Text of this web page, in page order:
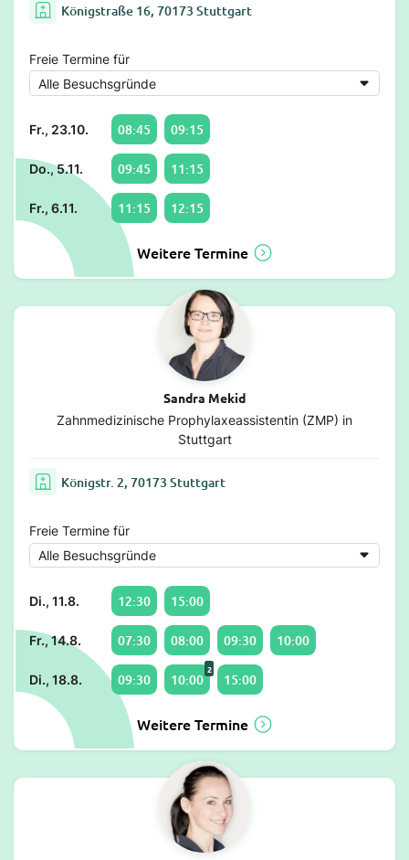
Königstraße 16, 70173 Stuttgart
Freie Termine für
Fr., 23.10. 08:45 09:15
Do., 5.11. 09:45 11:15
Fr., 6.11. 11:15 12:15
Weitere Termine
Sandra Mekid
Zahnmedizinische Prophylaxeassistentin (ZMP) in
Stuttgart
Königstr. 2, 70173 Stuttgart
Freie Termine für
Di., 11.8. 12:30 15:00
Fr., 14.8. 07:30 08:00 09:30 10:00
Di., 18.8. 09:30 10:00
2
15:00
Weitere Termine